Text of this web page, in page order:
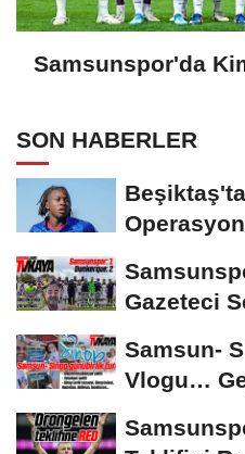
Samsunspor'da
SON HABERLER
Gazeteci
Samsun-
Vlogu…